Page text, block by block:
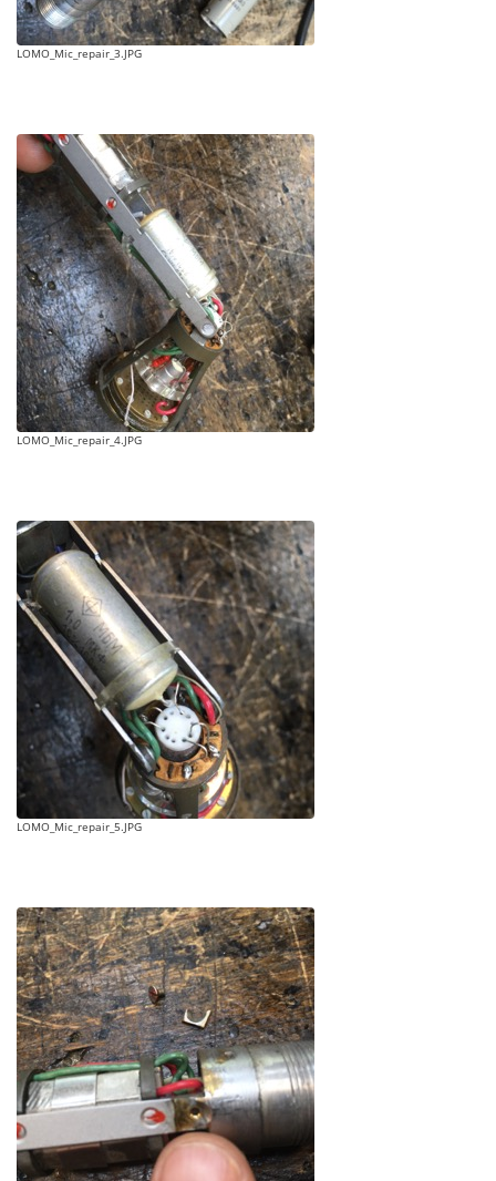
LOMO_Mic_repair_3.JPG
LOMO_Mic_repair_4.JPG
LOMO_Mic_repair_5.JPG